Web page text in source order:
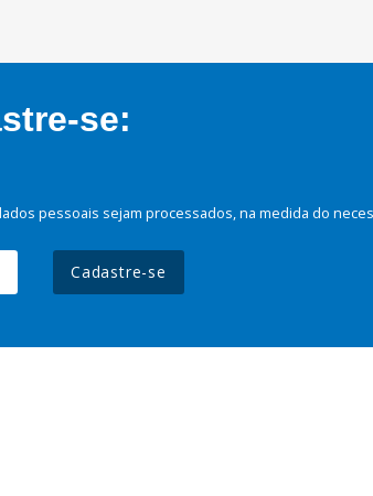
se:
pessoais sejam processados, na medida do
Cadastre-se